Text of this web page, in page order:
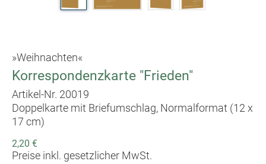
»Weihnachten«
Korrespondenzkarte "Frieden"
Artikel-Nr. 20019
Doppelkarte mit Briefumschlag, Normalformat (12 x
17 cm)
2,20 €
Preise inkl. gesetzlicher MwSt.